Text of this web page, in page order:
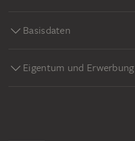
Basisdaten
Eigentum und Erwerbung